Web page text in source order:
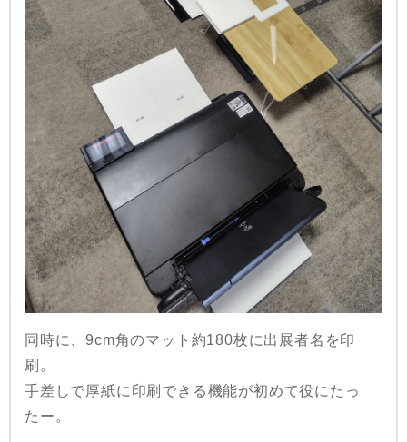
同時に、9cm角のマット約180枚に出展者名を印
刷。
手差しで厚紙に印刷できる機能が初めて役にたっ
たー。